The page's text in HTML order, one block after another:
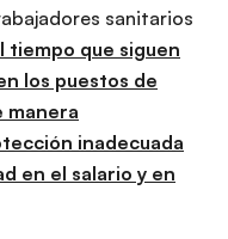
sanitarios
tiempo que siguen
los puestos de
manera
inadecuada
en el salario y en